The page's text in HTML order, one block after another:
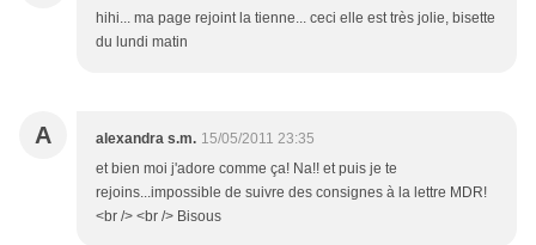
hihi... ma page rejoint la tienne... ceci elle est très jolie, bisette
du lundi matin
A alexandra s.m. 15/05/2011 23:35
et bien moi j'adore comme ça! Na!! et puis je te
rejoins...impossible de suivre des consignes à la lettre MDR!
<br /> <br /> Bisous